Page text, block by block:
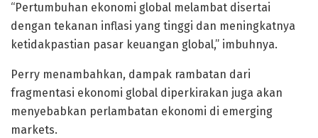
“Pertumbuhan ekonomi global melambat disertai
dengan tekanan inflasi yang tinggi dan meningkatnya
ketidakpastian pasar keuangan global,” imbuhnya.
Perry menambahkan, dampak rambatan dari
fragmentasi ekonomi global diperkirakan juga akan
menyebabkan perlambatan ekonomi di emerging
markets.